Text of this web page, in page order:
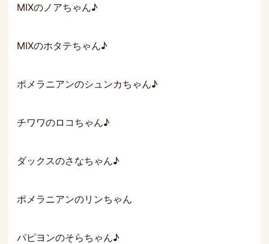
MIXのノアちゃん♪
MIXのホタテちゃん♪
ポメラニアンのシュンカちゃん♪
チワワのロコちゃん♪
ダックスのさなちゃん♪
ポメラニアンのリンちゃん
パピヨンのそらちゃん♪